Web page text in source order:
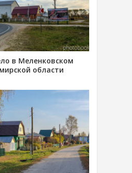
в Меленковском
области